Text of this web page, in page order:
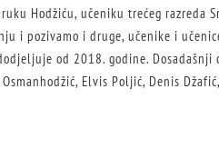
Hodžiću, učeniku trećeg razreda
i pozivamo i druge, učenike i
od 2018. godine.
Elvis Poljić, Denis